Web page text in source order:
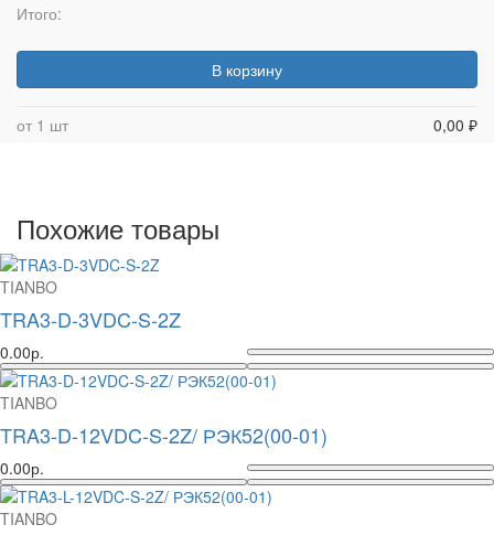
Итого:
В корзину
от 1 шт 0,00 ₽
Похожие товары
TIANBO
TRA3-D-3VDC-S-2Z
0.00р.
TIANBO
TRA3-D-12VDC-S-2Z/ РЭК52(00-01)
0.00р.
TIANBO